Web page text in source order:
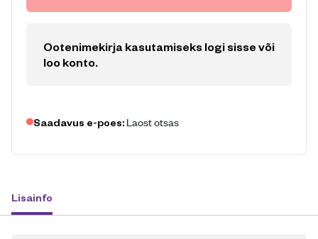
Ootenimekirja kasutamiseks logi sisse või
loo konto.
Saadavus e-poes: Laost otsas
Lisainfo